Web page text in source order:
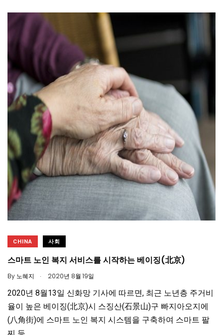
CHINA 사회
스마트 노인 복지 서비스를 시작하는 베이징(北京)
By 노혜지 . 2020년 8월 19일
2020년 8월13일 신화망 기사에 따르면, 최근 노년층 주거비
율이 높은 베이징(北京)시 스징산(石景山)구 빠지아오지에
(八角街)에 스마트 노인 복지 시스템을 구축하여 스마트 팔